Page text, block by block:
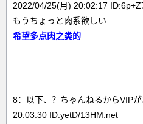
2022/04/25(月) 20:02:17
もうちょっと肉系欲しい
希望多点肉之类的
8：以下、？ちゃんねるからVIP
20:03:30 ID:yetD/13HM.net